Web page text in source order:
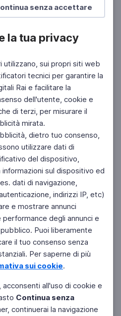
senza accettare
la tua privacy
utilizzano, sui propri siti web
tecnici per garantire la
Rai e facilitare la
dell'utente, cookie e
di terzi, per misurare il
mirata.
dietro tuo consenso,
utilizzare dati di
del dispositivo,
sul dispositivo ed
dati di navigazione,
indirizzi IP, etc)
e mostrare annunci
degli annunci e
Puoi liberamente
il tuo consenso senza
Per saperne di più
sui cookie.
, acconsenti all'uso di cookie e
Continua senza
continuerai la navigazione